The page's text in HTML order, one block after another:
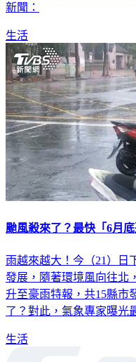
新聞：
生活
颱風殺來了？最快「6月
雨越來越大！今（21）日
發展，隨著環境風向往北
升至豪雨特報，共15縣市
了？對此，氣象專家曝光
生活